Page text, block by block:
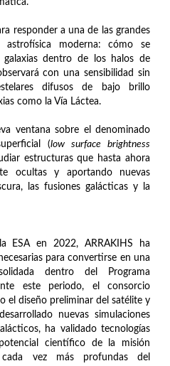
responder a una de las grandes
astrofísica moderna: cómo se
dentro de los halos de
con una sensibilidad sin
difusos de bajo brillo
como la Vía Láctea.
ventana sobre el denominado
(low surface brightness
estructuras que hasta ahora
ocultas y aportando nuevas
las fusiones galácticas y la
ESA en 2022, ARRAKIHS ha
para convertirse en una
dentro del Programa
este periodo, el consorcio
el diseño preliminar del satélite y
nuevas simulaciones
ha validado tecnologías
científico de la misión
cada vez más profundas del